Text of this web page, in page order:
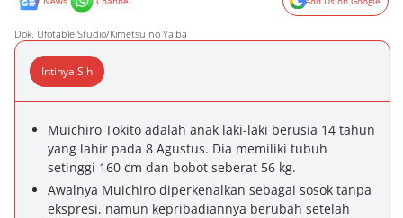
Dok. Ufotable Studio/Kimetsu no Yaiba
Intinya Sih
Muichiro Tokito adalah anak laki-laki berusia 14 tahun
yang lahir pada 8 Agustus. Dia memiliki tubuh
setinggi 160 cm dan bobot seberat 56 kg.
Awalnya Muichiro diperkenalkan sebagai sosok tanpa
ekspresi, namun kepribadiannya berubah setelah